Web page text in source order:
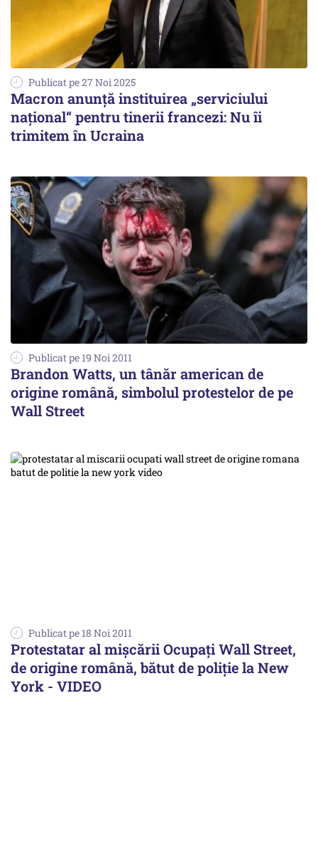
Publicat pe 27 Noi 2025
Macron anunţă instituirea „serviciului
naţional“ pentru tinerii francezi: Nu îi
trimitem în Ucraina
Publicat pe 19 Noi 2011
Brandon Watts, un tânăr american de
origine română, simbolul protestelor de pe
Wall Street
Publicat pe 18 Noi 2011
Protestatar al mişcării Ocupaţi Wall Street,
de origine română, bătut de poliţie la New
York - VIDEO